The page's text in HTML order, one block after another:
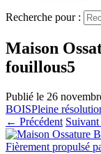
Recherche pour :
Maison
fouillous5
Publié le 26
BOISPleine
← Précédent Suivant
Fièrement propulsé